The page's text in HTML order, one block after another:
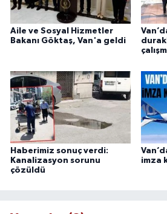
Aile ve Sosyal Hizmetler
Bakanı Göktaş, Van'a geldi
Haberimiz sonuç verdi:
Kanalizasyon sorunu
çözüldü
imza